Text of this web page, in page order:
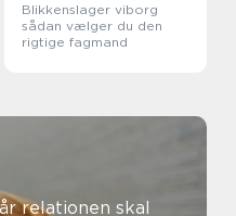
Blikkenslager viborg
sådan vælger du den
rigtige fagmand